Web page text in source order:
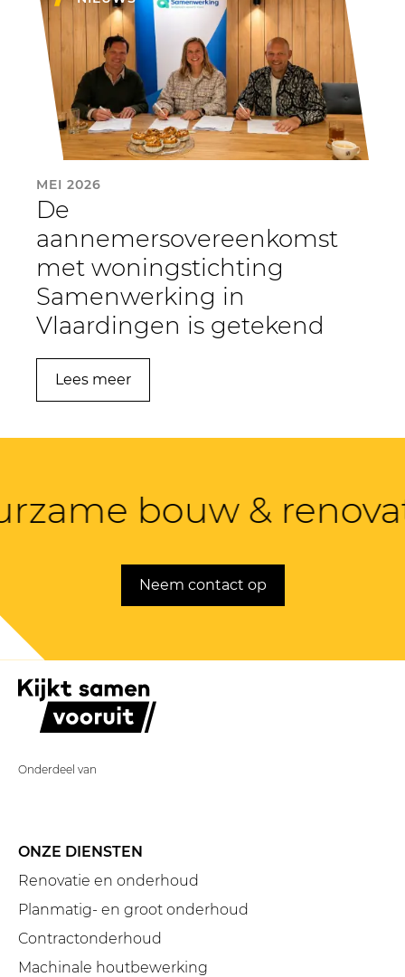
MEI 2026
De
aannemersovereenkomst
met woningstichting
Samenwerking in
Vlaardingen is getekend
Lees meer
bouw &
Neem contact op
Onderdeel van
ONZE DIENSTEN
Renovatie en onderhoud
Planmatig- en groot onderhoud
Contractonderhoud
Machinale houtbewerking